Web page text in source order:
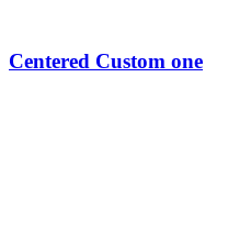
Centered Custom one